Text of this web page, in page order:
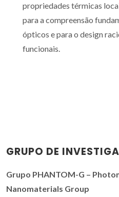
propriedades térmicas
para a compreensão
ópticos e para o design
funcionais.
GRUPO DE
Grupo PHANTOM-G –
Nanomaterials Group